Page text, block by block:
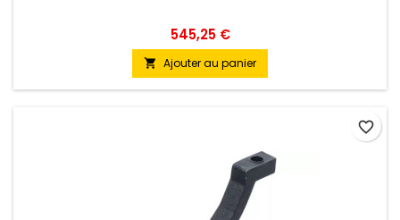
545,25 €
 Ajouter au panier
favorite_border